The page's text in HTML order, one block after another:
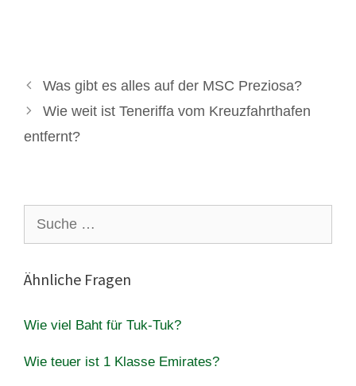
Was gibt es alles auf der MSC Preziosa?
Wie weit ist Teneriffa vom Kreuzfahrthafen
entfernt?
nach:
Ähnliche Fragen
Wie viel Baht für Tuk-Tuk?
Wie teuer ist 1 Klasse Emirates?